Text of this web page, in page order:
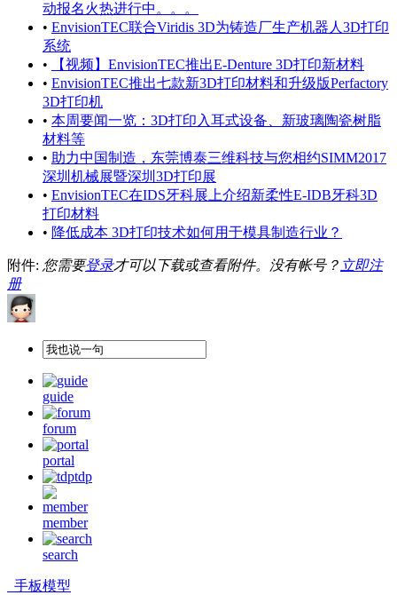
动报名火热进行中。。。
• EnvisionTEC联合Viridis 3D为铸造厂生产机器人3D打印
系统
•
【视频】EnvisionTEC推出E-Denture 3D打印新材料
• EnvisionTEC推出七款新3D打印材料和升级版Perfactory
3D打印机
• 本周要闻一览：3D打印入耳式设备、新玻璃陶瓷树脂
材料等
• 助力中国制造，东莞博泰三维科技与您相约SIMM2017
深圳机械展暨深圳3D打印展
• EnvisionTEC在IDS牙科展上介绍新柔性E-IDB牙科3D
打印材料
• 降低成本 3D打印技术如何用于模具制造行业？
附件: 您需要登录才可以下载或查看附件。没有帐号？ 立即注
册
guide
forum
portal
tdp
member
search
手板模型